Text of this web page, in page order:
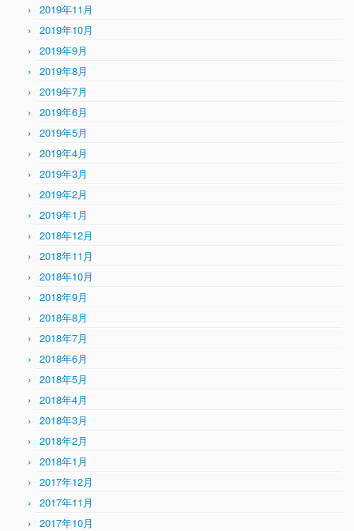
2019年11月
2019年10月
2019年9月
2019年8月
2019年7月
2019年6月
2019年5月
2019年4月
2019年3月
2019年2月
2019年1月
2018年12月
2018年11月
2018年10月
2018年9月
2018年8月
2018年7月
2018年6月
2018年5月
2018年4月
2018年3月
2018年2月
2018年1月
2017年12月
2017年11月
2017年10月